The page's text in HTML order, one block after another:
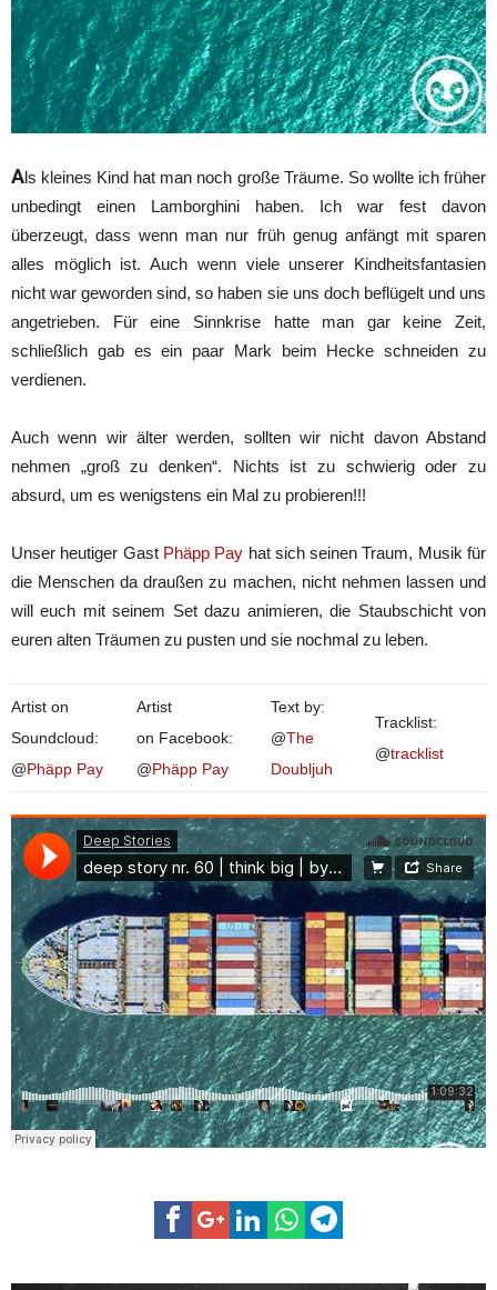
Als kleines Kind hat man noch große Träume. So wollte ich früher
unbedingt einen Lamborghini haben. Ich war fest davon
überzeugt, dass wenn man nur früh genug anfängt mit sparen
alles möglich ist. Auch wenn viele unserer Kindheitsfantasien
nicht war geworden sind, so haben sie uns doch beflügelt und uns
angetrieben. Für eine Sinnkrise hatte man gar keine Zeit,
schließlich gab es ein paar Mark beim Hecke schneiden zu
verdienen.
Auch wenn wir älter werden, sollten wir nicht davon Abstand
nehmen „groß zu denken“. Nichts ist zu schwierig oder zu
absurd, um es wenigstens ein Mal zu probieren!!!
Unser heutiger Gast Phäpp Pay hat sich seinen Traum, Musik für
die Menschen da draußen zu machen, nicht nehmen lassen und
will euch mit seinem Set dazu animieren, die Staubschicht von
euren alten Träumen zu pusten und sie nochmal zu leben.
Artist on
Soundcloud:
@Phäpp Pay
Artist
on Facebook:
@Phäpp Pay
Text by:
@The
Doubljuh
Tracklist:
@tracklist